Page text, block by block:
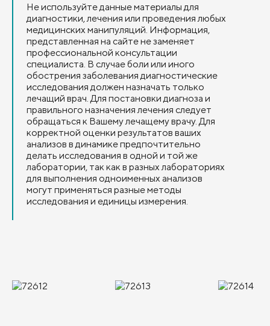
Не используйте данные материалы для
диагностики, лечения или проведения любых
медицинских манипуляций. Информация,
представленная на сайте не заменяет
профессиональной консультации
специалиста. В случае боли или иного
обострения заболевания диагностические
исследования должен назначать только
лечащий врач. Для постановки диагноза и
правильного назначения лечения следует
обращаться к Вашему лечащему врачу. Для
корректной оценки результатов ваших
анализов в динамике предпочтительно
делать исследования в одной и той же
лаборатории, так как в разных лабораториях
для выполнения одноименных анализов
могут применяться разные методы
исследования и единицы измерения.